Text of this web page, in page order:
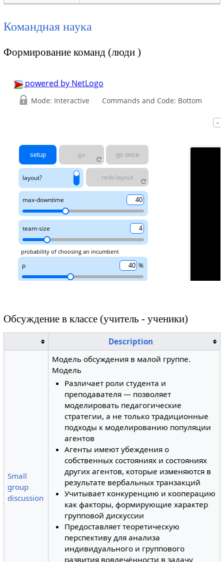
Командная наука
Формирование команд (люди )
Обсуждение в классе (учитель - ученики)
Description
Small
group
discussion
Модель обсуждения в малой группе.
Модель
Различает роли студента и
преподавателя — позволяет
моделировать педагогические
стратегии, а не только традиционные
подходы к моделированию популяции
агентов
Агенты имеют убеждения о
собственных состояниях и состояниях
других агентов, которые изменяются в
результате вербальных транзакций
Учитывает конкуренцию и кооперацию
как факторы, формирующие характер
групповой дискуссии
Предоставляет теоретическую
перспективу для анализа
индивидуального и группового
развития вовлечённости в задачу